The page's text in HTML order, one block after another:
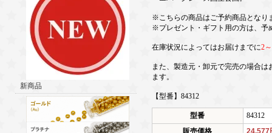
新商品
※こちらの商品はご予約商品となり
※プレゼント・ギフト用の方は、予
在庫状況によってはお届けまでに2
また、製造元・卸元で完売の場合
ます。
【型番】84312
型番
84312
販売価格
24,577